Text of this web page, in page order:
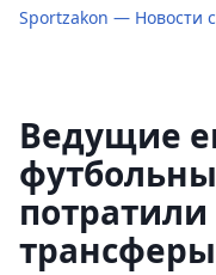
Sportzakon — Новости
Ведущие